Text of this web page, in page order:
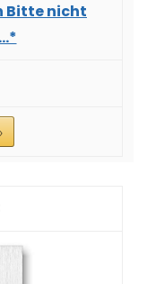
Bitte nicht